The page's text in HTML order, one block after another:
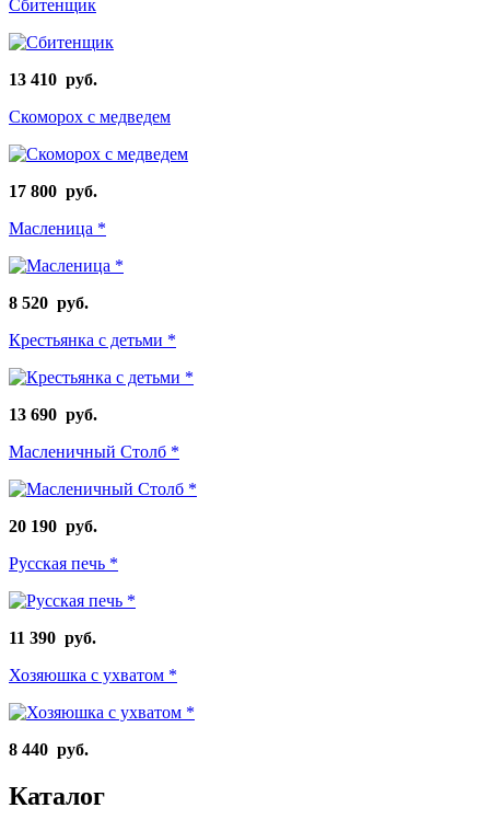
Сбитенщик
13 410 руб.
Скоморох с медведем
17 800 руб.
Масленица *
8 520 руб.
Крестьянка с детьми *
13 690 руб.
Масленичный Столб *
20 190 руб.
Русская печь *
11 390 руб.
Хозяюшка с ухватом *
8 440 руб.
Каталог